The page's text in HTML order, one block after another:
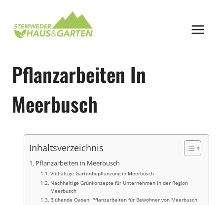
springen
Pflanzarbeiten In
Meerbusch
Inhaltsverzeichnis
Pflanzarbeiten in Meerbusch
Vielfältige Gartenbepflanzung in Meerbusch
Nachhaltige Grünkonzepte für Unternehmen in der Region
Meerbusch
Blühende Oasen: Pflanzarbeiten für Bewohner von Meerbusch